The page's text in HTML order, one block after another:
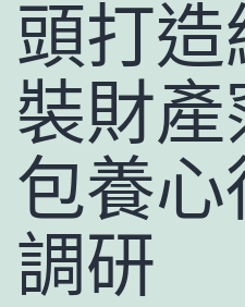
頭打
裝財產
包養
調研